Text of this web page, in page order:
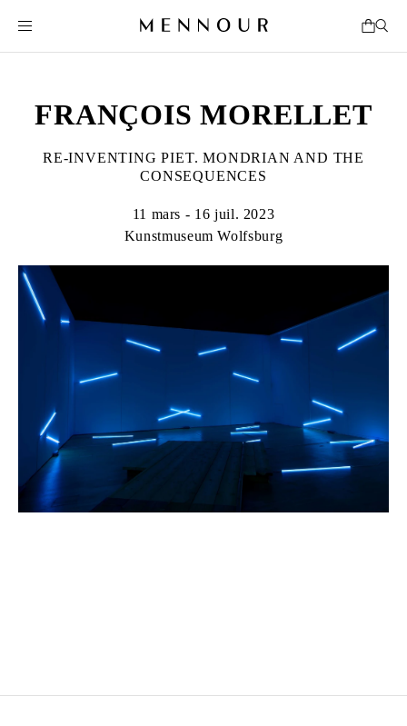
FRANÇOIS MORELLET
RE-INVENTING PIET. MONDRIAN AND THE
CONSEQUENCES
11 mars - 16 juil. 2023
Kunstmuseum Wolfsburg